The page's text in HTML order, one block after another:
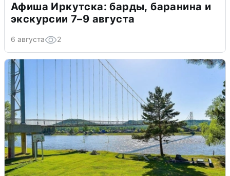
Афиша Иркутска: барды, баранина и
экскурсии 7–9 августа
6 августа 2